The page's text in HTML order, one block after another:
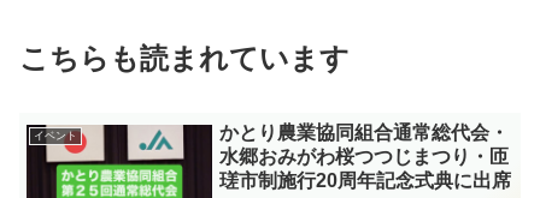
こちらも読まれています
イベント
かとり農業協同組合通常総代会・
水郷おみがわ桜つつじまつり・匝
瑳市制施行20周年記念式典に出席